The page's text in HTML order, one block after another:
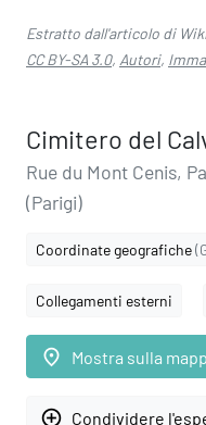
Estratto dall'articolo di
CC BY-SA 3.0, Autori,
Cimitero del
Rue du Mont Cenis,
(Parigi)
Coordinate geografiche
Collegamenti esterni
place Mostra sulla
add_circle_outline Condividere